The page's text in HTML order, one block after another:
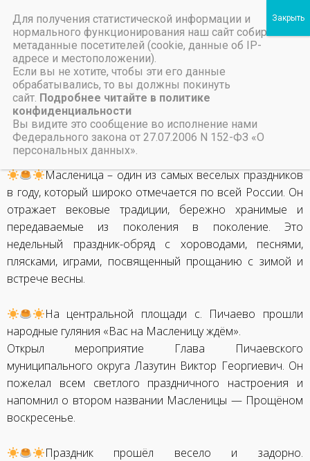
Пичаевский дом культуры
Масленица 2024
19 марта, 2024
НАЗАД
Семья — любви великой царство
ВПЕРЕД
Масленица – один из самых веселых праздников
в году, который широко отмечается по всей России. Он
отражает вековые традиции, бережно хранимые и
передаваемые из поколения в поколение. Это
недельный праздник-обряд с хороводами, песнями,
плясками, играми, посвященный прощанию с зимой и
встрече весны.
На центральной площади с. Пичаево прошли
народные гуляния «Вас на Масленицу ждём».
Открыл мероприятие Глава Пичаевского
муниципального округа Лазутин Виктор Георгиевич. Он
пожелал всем светлого праздничного настроения и
напомнил о втором названии Масленицы — Прощёном
воскресенье.
Праздник прошёл весело и задорно.
Для получения статистической информации и
нормального функционирования наш сайт собирает
метаданные посетителей (cookie, данные об IP-
адресе и местоположении).
Если вы не хотите, чтобы эти его данные
обрабатывались, то вы должны покинуть
сайт. Подробнее читайте в политике
конфиденциальности
Вы видите это сообщение во исполнение нами
Федерального закона от 27.07.2006 N 152-ФЗ «О
персональных данных».